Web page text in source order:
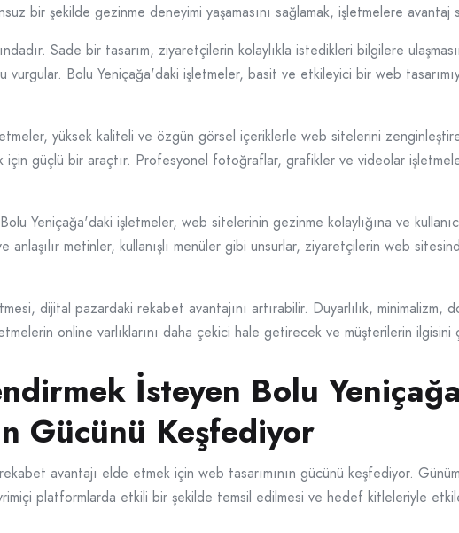
bir şekilde gezinme deneyimi yaşamasını sağlamak, işletmelere avantaj
Sade bir tasarım, ziyaretçilerin kolaylıkla istedikleri bilgilere
Bolu Yeniçağa'daki işletmeler, basit ve etkileyici bir web
yüksek kaliteli ve özgün görsel içeriklerle web sitelerini
için güçlü bir araçtır. Profesyonel fotoğraflar, grafikler ve videolar
Yeniçağa'daki işletmeler, web sitelerinin gezinme kolaylığına ve
metinler, kullanışlı menüler gibi unsurlar, ziyaretçilerin web
dijital pazardaki rekabet avantajını artırabilir. Duyarlılık, minimalizm,
online varlıklarını daha çekici hale getirecek ve müşterilerin ilgisini
İsteyen Bolu Yeniçağa
Gücünü Keşfediyor
avantajı elde etmek için web tasarımının gücünü keşfediyor.
platformlarda etkili bir şekilde temsil edilmesi ve hedef kitleleriyle